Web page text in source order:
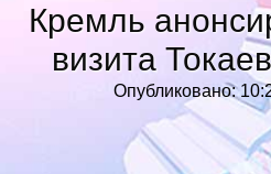
Кремль
визита
Опубликовано:
Топ новостей »
»
»